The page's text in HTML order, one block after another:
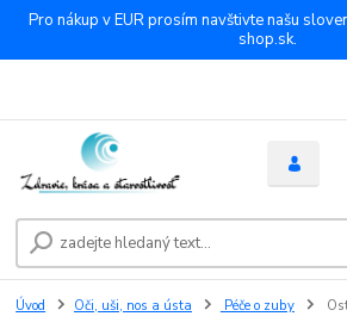
Pro nákup v EUR prosím navštivte našu
shop.sk.
Úvod Oči, uši, nos a ústa Péče o zuby